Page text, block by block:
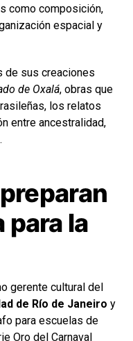
como composición,
espacial y
de sus creaciones
de Oxalá, obras que
los relatos
entre ancestralidad,
para la
gerente cultural del
de Río de Janeiro y
para escuelas de
Oro del Carnaval